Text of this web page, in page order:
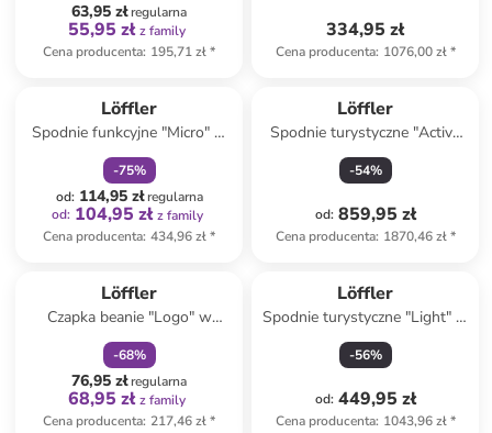
63,95 złregularna
55,95 zł z family
Cena producenta: 195,71 zł*
334,95 zł
Cena producenta: 1076,00 zł*
Löffler
Spodnie funkcyjne "Micro" w
kolorze czarnym
-75%
od: 114,95 złregularna
od: 104,95 zł z family
Cena producenta: 434,96 zł*
Löffler
Spodnie turystyczne "Active
GTX" w kolorze granatowym
-54%
od: 859,95 zł
Cena producenta: 1870,46 zł*
Löffler
Czapka beanie "Logo" w
kolorze czerwonym
-68%
76,95 złregularna
68,95 zł z family
Cena producenta: 217,46 zł*
Löffler
Spodnie turystyczne "Light" w
kolorze niebieskim
-56%
od: 449,95 zł
Cena producenta: 1043,96 zł*